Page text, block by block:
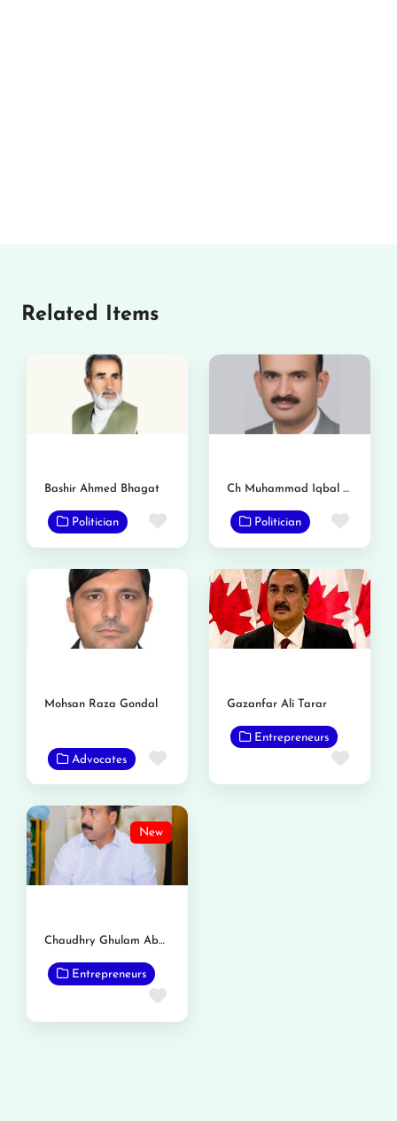
Related Items
Bashir Ahmed Bhagat
Politician Favorite
Ch Muhammad Iqbal Bosal
Politician
Mohsan Raza Gondal
Advocates Favorite
Gazanfar Ali Tarar
Entrepreneurs
New
Chaudhry Ghulam Abbas Tarar Nambardar
Entrepreneurs
Favorite